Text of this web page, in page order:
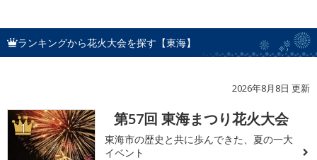
ランキングから花火大会を探す【東海】
2026年8月8日 更新
1 第57回 東海まつり花火大会
東海市の歴史と共に歩んできた、夏の一大
イベント